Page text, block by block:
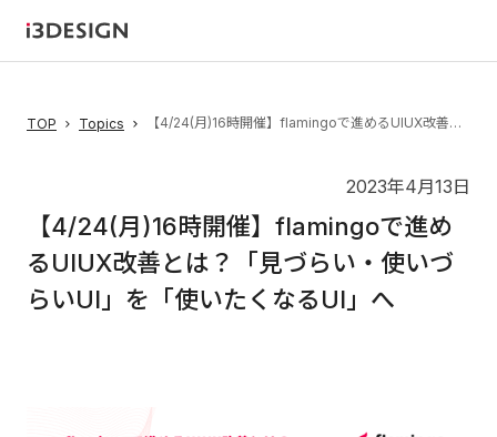
TOP Topics 【4/24(月)16時開催】flamingoで進めるUIUX改善とは？「見づらい・使いづらいUI」を「使いたくなるUI」へ
2023年4月13日
【4/24(月)16時開催】flamingoで進め
るUIUX改善とは？「見づらい・使いづ
らいUI」を「使いたくなるUI」へ